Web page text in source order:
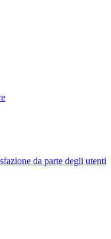
da parte degli utenti